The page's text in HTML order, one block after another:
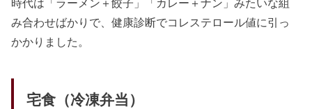
時代は「ラーメン＋餃子」「カレー＋ナン」みたいな組
み合わせばかりで、健康診断でコレステロール値に引っ
かかりました。
宅食（冷凍弁当）